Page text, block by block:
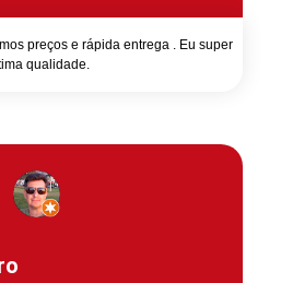
preços e rápida entrega . Eu super
qualidade.